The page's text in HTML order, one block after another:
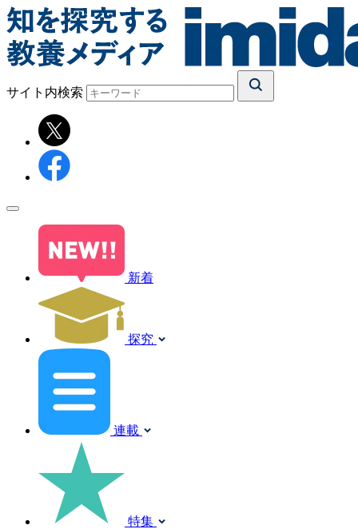
サイト内検索
新着
探究
連載
特集